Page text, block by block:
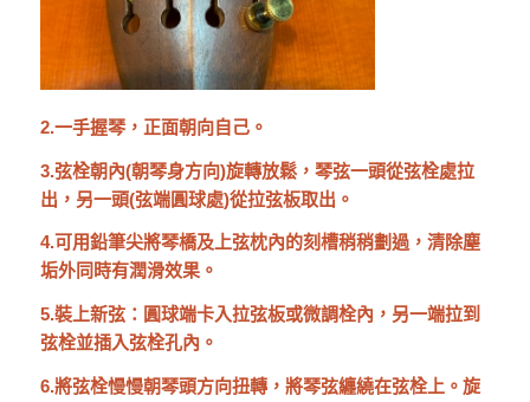
2.一手握琴，正面朝向自己。
3.弦栓朝內(朝琴身方向)旋轉放鬆，琴弦一頭從弦栓處拉
出，另一頭(弦端圓球處)從拉弦板取出。
4.可用鉛筆尖將琴橋及上弦枕內的刻槽稍稍劃過，清除塵
垢外同時有潤滑效果。
5.裝上新弦：圓球端卡入拉弦板或微調栓內，另一端拉到
弦栓並插入弦栓孔內。
6.將弦栓慢慢朝琴頭方向扭轉，將琴弦纏繞在弦栓上。旋